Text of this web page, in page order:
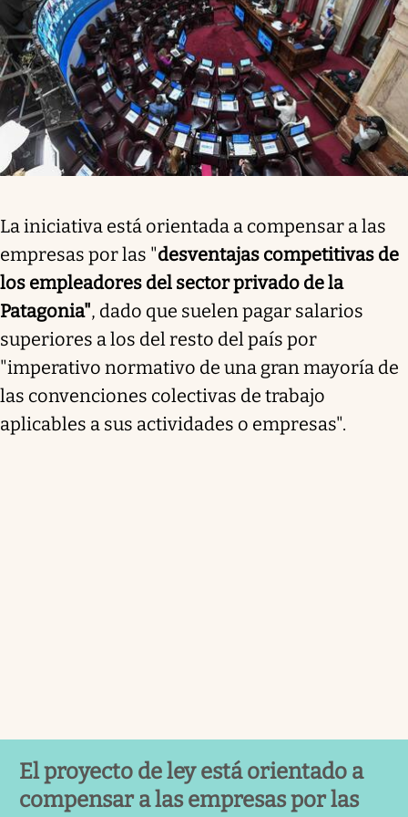
La iniciativa está orientada a compensar a las
empresas por las "desventajas competitivas de
los empleadores del sector privado de la
Patagonia", dado que suelen pagar salarios
superiores a los del resto del país por
"imperativo normativo de una gran mayoría de
las convenciones colectivas de trabajo
aplicables a sus actividades o empresas".
El proyecto de ley está orientado a
compensar a las empresas por las